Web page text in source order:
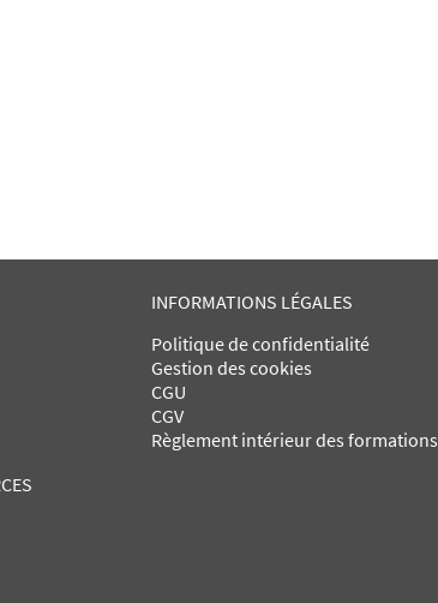
INFORMATIONS LÉGALES
Politique de confidentialité
Gestion des cookies
CGU
CGV
Règlement intérieur des formations